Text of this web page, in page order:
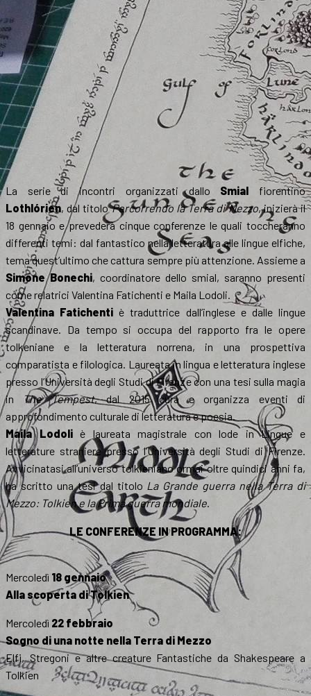
La serie di incontri organizzati dallo Smial fiorentino
Lothlórien, dal titoloPercorrendo la Terra di Mezzo, inizierà il
18 gennaio e prevederà cinque conferenze le quali toccheranno
differenti temi: dal fantastico nella letteratura alle lingue elfiche,
tema quest’ultimo che cattura sempre più attenzione. Assieme a
Simone Bonechi, coordinatore dello smial, saranno presenti
come relatrici Valentina Fatichenti e Maila Lodoli.
Valentina Fatichenti è traduttrice dall’inglese e dalle lingue
scandinave. Da tempo si occupa del rapporto fra le opere
tolkeniane e la letteratura norrena, in una prospettiva
comparatista e filologica. Laureata in lingua e letteratura inglese
presso l’Università degli Studi di Firenze con una tesi sulla magia
inThe Tempest, dal 2015 cura e organizza eventi di
approfondimento culturale di letteratura e poesia.
Maila Lodoliè laureata magistrale con lode in Lingue e
letterature straniere presso l’Università degli Studi di Firenze.
Avvicinatasi all’universo tolkieniano ormai oltre quindici anni fa,
ha scritto una tesi dal titolo La Grande guerra nella Terra di
Mezzo: Tolkien e la Prima guerra mondiale.
LE CONFERENZE IN PROGRAMMA:
Mercoledì 18 gennaio
Alla scoperta di Tolkien
Mercoledì 22 febbraio
Sogno di una notte nella Terra di Mezzo
Elfi, Stregoni e altre creature Fantastiche da Shakespeare a
Tolkien